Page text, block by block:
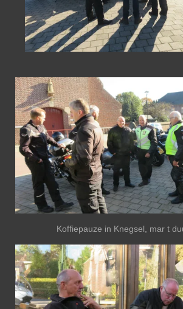
Koffiepauze in Knegsel, mar t